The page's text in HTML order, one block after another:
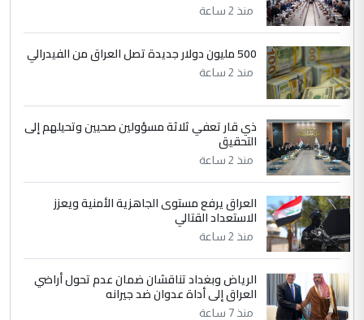
دقيق ومسؤول؛ فالاستثمار الحقيقي للإنسان
وثروات البلد يعتمد على الكفاءة ...
الموضوع :
بين الإهمال واغتصاب الأرض.. بلاد
الرافدين تعاني الجفاف والتصحر!!
منذ 2 ساعة
500 مليون دولار جديدة تصل العراق من الفيدرالي
منذ 2 ساعة
ذي قار تعفي ثلاثة مسؤولين صحيين وتحيلهم إلى
التحقيق
منذ 2 ساعة
العراق يرفع مستوى الجاهزية الأمنية ويعزز
الاستعداد القتالي
منذ 2 ساعة
الرياض وبغداد تناقشان ضمان عدم تحول أراضي
العراق إلى أداة عدوان ضد جيرانه
منذ 7 ساعة